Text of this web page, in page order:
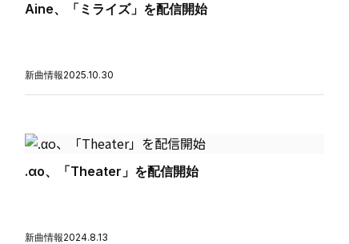
Aine、「ミライズ」を配信開始
新曲情報2025.10.30
.αo、「Theater」を配信開始
新曲情報2024.8.13